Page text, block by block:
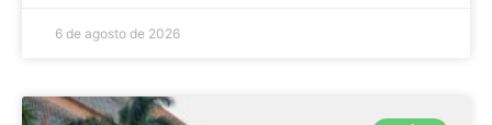
6 de agosto de 2026